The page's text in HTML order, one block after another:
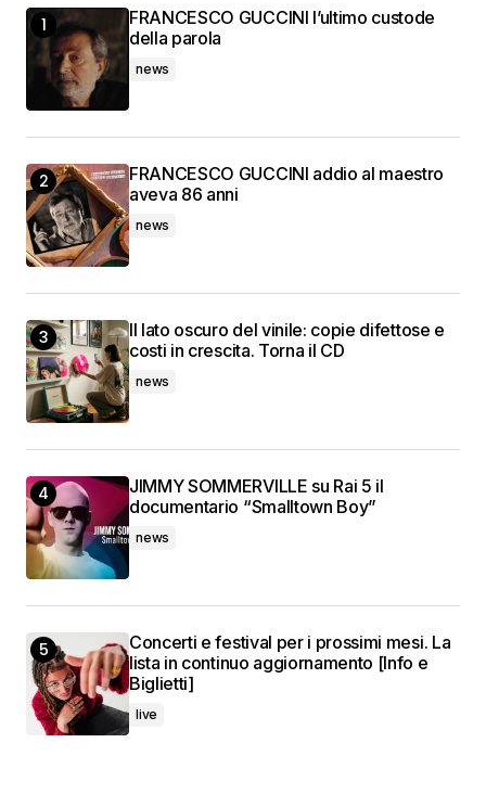
FRANCESCO GUCCINI l’ultimo custode
della parola
news
FRANCESCO GUCCINI addio al maestro
aveva 86 anni
news
Il lato oscuro del vinile: copie difettose e
costi in crescita. Torna il CD
news
JIMMY SOMMERVILLE su Rai 5 il
documentario “Smalltown Boy”
news
Concerti e festival per i prossimi mesi. La
lista in continuo aggiornamento [Info e
Biglietti]
live